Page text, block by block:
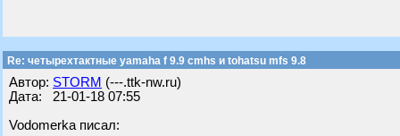
Re: четырехтактные yamaha f 9.9 cmhs и tohatsu mfs 9.8
Автор: STORM (---.ttk-nw.ru)
Дата: 21-01-18 07:55
Vodomerka писал: